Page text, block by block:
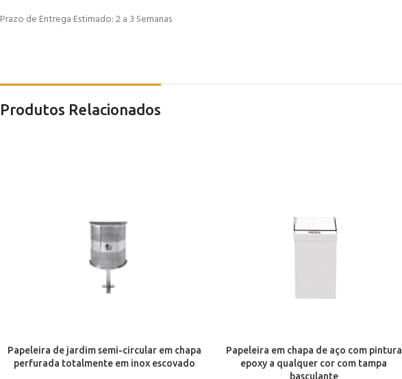
Prazo de Entrega Estimado: 2 a 3 Semanas
Produtos Relacionados
Papeleira de jardim semi-circular em chapa
perfurada totalmente em inox escovado
Papeleira em chapa de aço com pintura
epoxy a qualquer cor com tampa
basculante